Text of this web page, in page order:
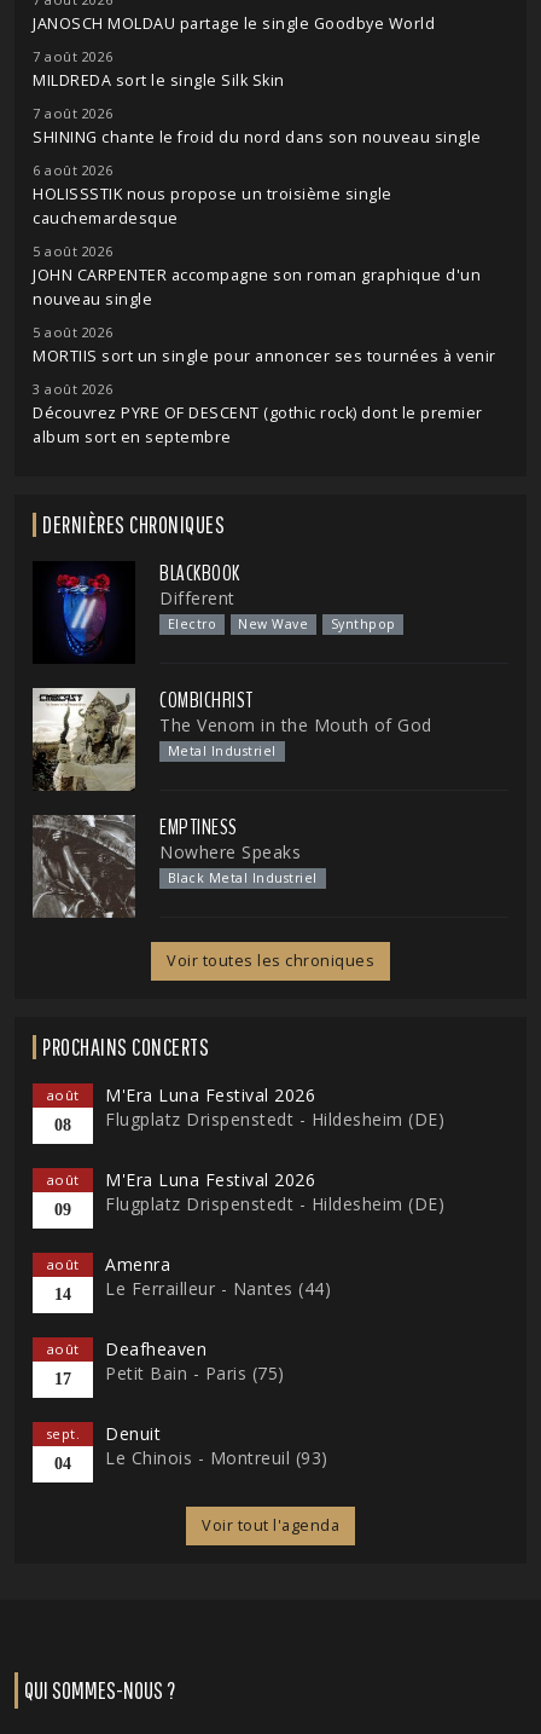
JANOSCH MOLDAU partage le single Goodbye World
7 août 2026
MILDREDA sort le single Silk Skin
7 août 2026
SHINING chante le froid du nord dans son nouveau single
6 août 2026
HOLISSSTIK nous propose un troisième single
cauchemardesque
5 août 2026
JOHN CARPENTER accompagne son roman graphique d'un
nouveau single
5 août 2026
MORTIIS sort un single pour annoncer ses tournées à venir
3 août 2026
Découvrez PYRE OF DESCENT (gothic rock) dont le premier
album sort en septembre
DERNIÈRES CHRONIQUES
BLACKBOOK
Different
Electro New Wave Synthpop
COMBICHRIST
The Venom in the Mouth of God
Metal Industriel
EMPTINESS
Nowhere Speaks
Black Metal Industriel
Voir toutes les chroniques
PROCHAINS CONCERTS
août
08
M'Era Luna Festival 2026
Flugplatz Drispenstedt - Hildesheim (DE)
août
09
M'Era Luna Festival 2026
Flugplatz Drispenstedt - Hildesheim (DE)
août
14
Amenra
Le Ferrailleur - Nantes (44)
août
17
Deafheaven
Petit Bain - Paris (75)
sept.
04
Denuit
Le Chinois - Montreuil (93)
Voir tout l'agenda
QUI SOMMES-NOUS ?